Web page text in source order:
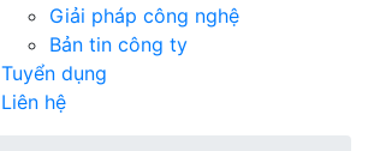
Giải pháp công nghệ
Bản tin công ty
Tuyển dụng
Liên hệ